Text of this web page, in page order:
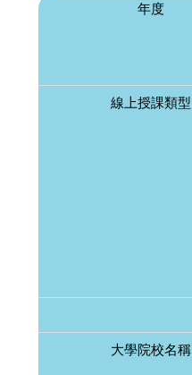
年度
線上授課類型
大學院校名稱